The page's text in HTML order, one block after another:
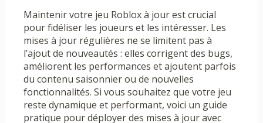
Maintenir votre jeu Roblox à jour est crucial
pour fidéliser les joueurs et les intéresser. Les
mises à jour régulières ne se limitent pas à
l’ajout de nouveautés : elles corrigent des bugs,
améliorent les performances et ajoutent parfois
du contenu saisonnier ou de nouvelles
fonctionnalités. Si vous souhaitez que votre jeu
reste dynamique et performant, voici un guide
pratique pour déployer des mises à jour avec